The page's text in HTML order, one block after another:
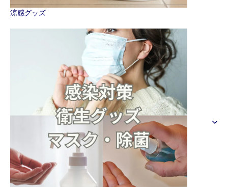
涼感グッズ